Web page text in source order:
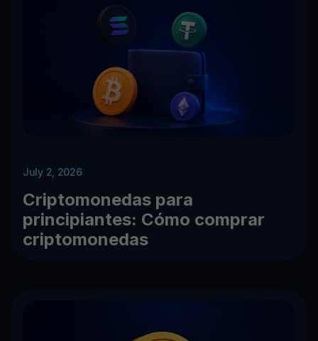
July 2, 2026
Criptomonedas para
principiantes: Cómo comprar
criptomonedas